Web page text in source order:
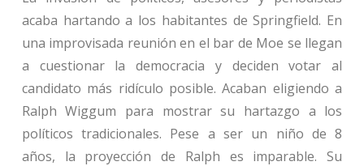
acaba hartando a los habitantes de Springfield. En
una improvisada reunión en el bar de Moe se llegan
a cuestionar la democracia y deciden votar al
candidato más ridículo posible. Acaban eligiendo a
Ralph Wiggum para mostrar su hartazgo a los
políticos tradicionales. Pese a ser un niño de 8
años, la proyección de Ralph es imparable. Su